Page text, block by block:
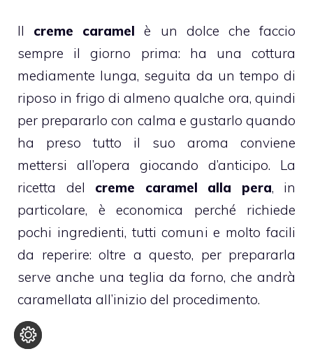
Il creme caramel è un dolce che faccio
sempre il giorno prima: ha una cottura
mediamente lunga, seguita da un tempo di
riposo in frigo di almeno qualche ora, quindi
per prepararlo con calma e gustarlo quando
ha preso tutto il suo aroma conviene
mettersi all’opera giocando d’anticipo. La
ricetta del creme caramel alla pera, in
particolare, è economica perché richiede
pochi ingredienti, tutti comuni e molto facili
da reperire: oltre a questo, per prepararla
serve anche una teglia da forno, che andrà
caramellata all’inizio del procedimento.